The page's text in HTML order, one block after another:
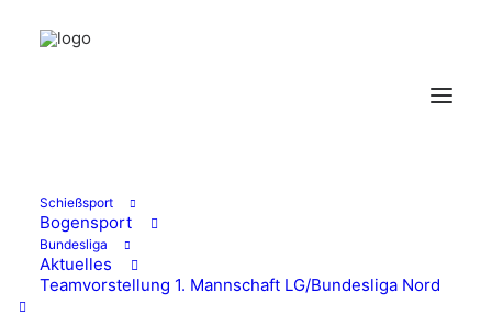
Schießsport
Bogensport
Bundesliga
Aktuelles
Teamvorstellung 1. Mannschaft LG/Bundesliga Nord
Datenschutzerklärung
einen Blick
Allgemeine Hinweise